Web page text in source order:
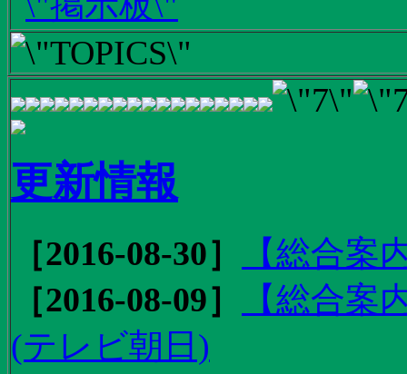
更新情報
［2016-08-30］
【総合
［2016-08-09］
【総合
(テレビ朝日)